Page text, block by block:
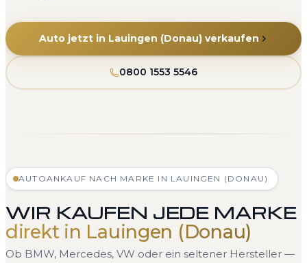
Auto jetzt in Lauingen (Donau) verkaufen
0800 1553 5546
AUTOANKAUF NACH MARKE IN LAUINGEN (DONAU)
WIR KAUFEN JEDE MARKE
direkt in Lauingen (Donau)
Ob BMW, Mercedes, VW oder ein seltener Hersteller —